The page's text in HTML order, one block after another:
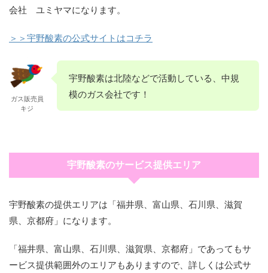
会社 ユミヤマになります。
＞＞宇野酸素の公式サイトはコチラ
ガス販売員
キジ
宇野酸素は北陸などで活動している、中規
模のガス会社です！
宇野酸素のサービス提供エリア
宇野酸素の提供エリアは「福井県、富山県、石川県、滋賀
県、京都府」になります。
「福井県、富山県、石川県、滋賀県、京都府」であってもサ
ービス提供範囲外のエリアもありますので、詳しくは公式サ